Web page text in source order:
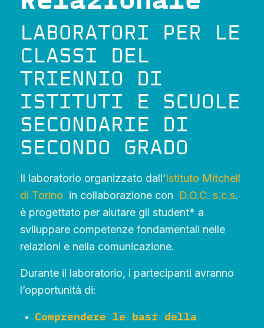
LABORATORI PER LE
CLASSI DEL
TRIENNIO DI
ISTITUTI E SCUOLE
SECONDARIE DI
SECONDO GRADO
Il laboratorio organizzato dall’Istituto Mitchell
di Torino in collaborazione con D.O.C. s.c.s.
è progettato per aiutare gli student* a
sviluppare competenze fondamentali nelle
relazioni e nella comunicazione.
Durante il laboratorio, i partecipanti avranno
l’opportunità di:
Comprendere le basi della